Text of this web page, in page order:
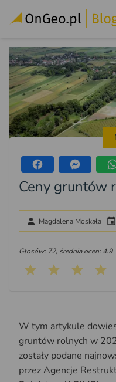
Ceny gruntów
Magdalena Moskała
Głosów: 72, średnia ocen: 4.9
W tym artykule
gruntów rolnych w
zostały podane
przez Agencje